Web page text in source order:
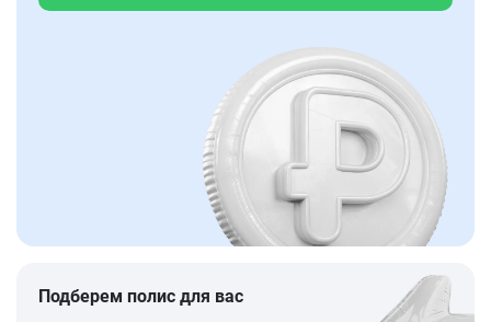
Подберем полис для вас